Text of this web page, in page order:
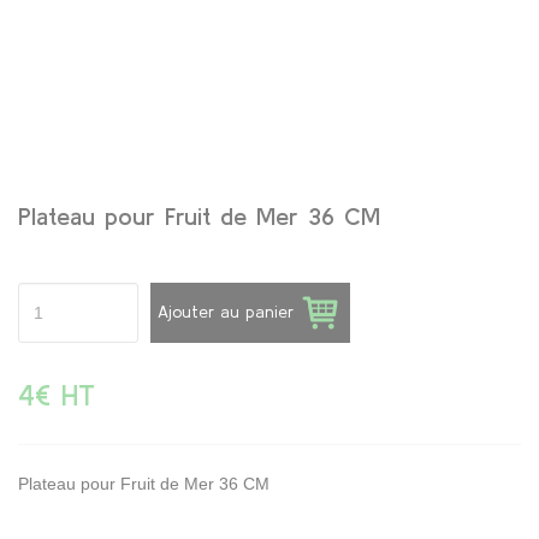
Plateau pour Fruit de Mer 36 CM
Ajouter au panier
4€ HT
Plateau pour Fruit de Mer 36 CM